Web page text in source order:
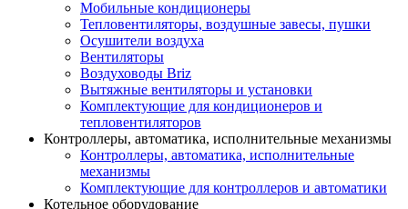
Мобильные кондиционеры
Тепловентиляторы, воздушные завесы, пушки
Осушители воздуха
Вентиляторы
Воздуховоды Briz
Вытяжные вентиляторы и установки
Комплектующие для кондиционеров и
тепловентиляторов
Контроллеры, автоматика, исполнительные механизмы
Контроллеры, автоматика, исполнительные
механизмы
Комплектующие для контроллеров и автоматики
Котельное оборудование